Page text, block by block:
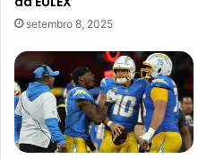
setembro 8, 2025